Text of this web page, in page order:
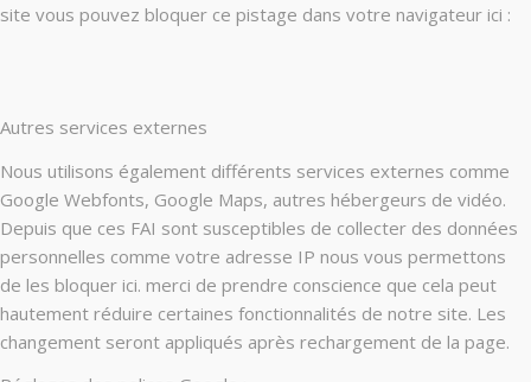
site vous pouvez bloquer ce pistage dans votre navigateur ici :
Autres services externes
Nous utilisons également différents services externes comme
Google Webfonts, Google Maps, autres hébergeurs de vidéo.
Depuis que ces FAI sont susceptibles de collecter des données
personnelles comme votre adresse IP nous vous permettons
de les bloquer ici. merci de prendre conscience que cela peut
hautement réduire certaines fonctionnalités de notre site. Les
changement seront appliqués après rechargement de la page.